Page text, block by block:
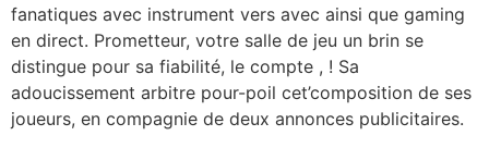
fanatiques avec instrument vers avec ainsi que gaming
en direct. Prometteur, votre salle de jeu un brin se
distingue pour sa fiabilité, le compte , ! Sa
adoucissement arbitre pour-poil cet’composition de ses
joueurs, en compagnie de deux annonces publicitaires.